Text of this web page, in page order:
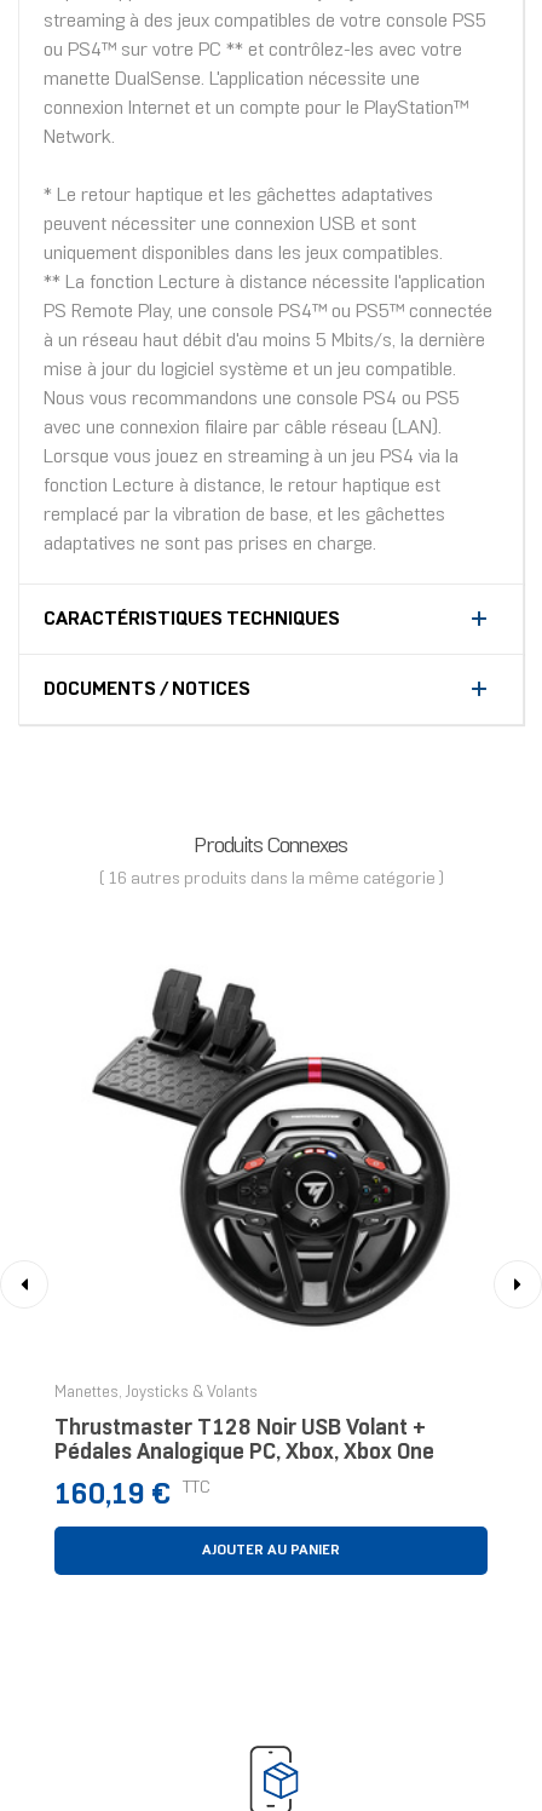
streaming à des jeux compatibles de votre console PS5
ou PS4™ sur votre PC ** et contrôlez-les avec votre
manette DualSense. L'application nécessite une
connexion Internet et un compte pour le PlayStation™
Network.
* Le retour haptique et les gâchettes adaptatives
peuvent nécessiter une connexion USB et sont
uniquement disponibles dans les jeux compatibles.
** La fonction Lecture à distance nécessite l'application
PS Remote Play, une console PS4™ ou PS5™ connectée
à un réseau haut débit d'au moins 5 Mbits/s, la dernière
mise à jour du logiciel système et un jeu compatible.
Nous vous recommandons une console PS4 ou PS5
avec une connexion filaire par câble réseau (LAN).
Lorsque vous jouez en streaming à un jeu PS4 via la
fonction Lecture à distance, le retour haptique est
remplacé par la vibration de base, et les gâchettes
adaptatives ne sont pas prises en charge.
CARACTÉRISTIQUES TECHNIQUES
DOCUMENTS / NOTICES
Produits Connexes
( 16 autres produits dans la même catégorie )
Manettes, Joysticks & Volants
Thrustmaster T128 Noir USB Volant +
Pédales Analogique PC, Xbox, Xbox One
Prix
160,19 € TTC
AJOUTER AU PANIER